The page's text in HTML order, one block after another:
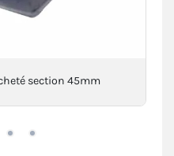
section 45mm